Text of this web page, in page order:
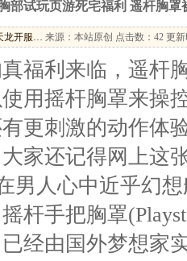
部试玩页游死宅福利 遥杆胸罩
龙开服… 来源：本站原创 点击数： 42 更新
利来临，遥杆
用摇杆胸罩来操
更刺激的动作体
大家还记得网上这
男人心中近乎幻
杆手把胸罩
已经由国外梦想家